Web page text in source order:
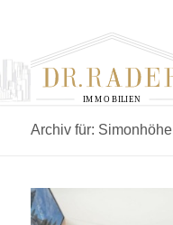
IMMO BILIEN
Archiv für: Simonhöhe